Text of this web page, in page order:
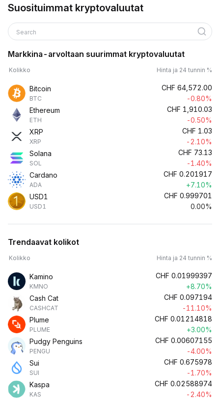
Suosituimmat kryptovaluutat
Search
Markkina-arvoltaan suurimmat kryptovaluutat
Kolikko Hinta ja 24 tunnin %
Bitcoin
BTC
CHF 64,572.00
-0.80%
Ethereum
ETH
CHF 1,910.03
-0.50%
XRP
XRP
CHF 1.03
-2.10%
Solana
SOL
CHF 73.13
-1.40%
Cardano
ADA
CHF 0.201917
+7.10%
USD1
USD1
CHF 0.999701
0.00%
Trendaavat kolikot
Kolikko Hinta ja 24 tunnin %
Kamino
KMNO
CHF 0.01999397
+8.70%
Cash Cat
CASHCAT
CHF 0.097194
-11.10%
Plume
PLUME
CHF 0.01214818
+3.00%
Pudgy Penguins
PENGU
CHF 0.00607155
-4.00%
Sui
SUI
CHF 0.675978
-1.70%
Kaspa
KAS
CHF 0.02588974
-2.40%